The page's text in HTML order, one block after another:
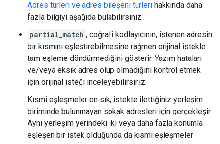
Adres türleri ve adres bileşeni türleri hakkında daha
fazla bilgiyi aşağıda bulabilirsiniz.
partial_match , coğrafi kodlayıcının, istenen adresin
bir kısmını eşleştirebilmesine rağmen orijinal istekle
tam eşleme döndürmediğini gösterir. Yazım hataları
ve/veya eksik adres olup olmadığını kontrol etmek
için orijinal isteği inceleyebilirsiniz.
Kısmi eşleşmeler en sık, istekte ilettiğiniz yerleşim
biriminde bulunmayan sokak adresleri için gerçekleşir.
Aynı yerleşim yerindeki iki veya daha fazla konumla
eşleşen bir istek olduğunda da kısmi eşleşmeler